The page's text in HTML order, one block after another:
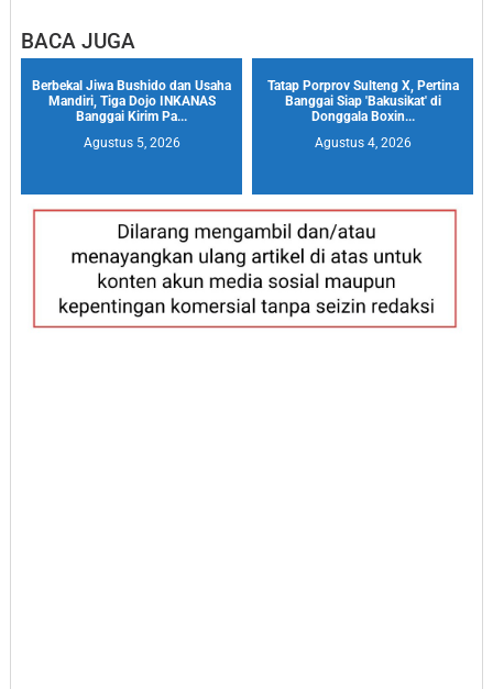
BACA JUGA
Berbekal Jiwa Bushido dan Usaha
Mandiri, Tiga Dojo INKANAS
Banggai Kirim Pa...
Agustus 5, 2026
Tatap Porprov Sulteng X, Pertina
Banggai Siap 'Bakusikat' di
Donggala Boxin...
Agustus 4, 2026